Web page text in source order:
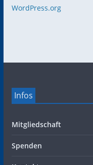
WordPress.org
Infos
Mitgliedschaft
Spenden